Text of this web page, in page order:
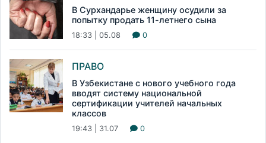
В Сурхандарье женщину осудили за
попытку продать 11-летнего сына
18:33 | 05.08 0
ПРАВО
В Узбекистане с нового учебного года
вводят систему национальной
сертификации учителей начальных
классов
19:43 | 31.07 0